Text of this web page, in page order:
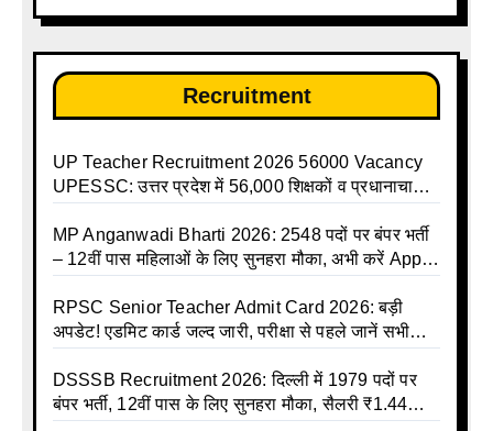
Recruitment
UP Teacher Recruitment 2026 56000 Vacancy
UPESSC: उत्तर प्रदेश में 56,000 शिक्षकों व प्रधानाचार्यों
MP Anganwadi Bharti 2026: 2548 पदों पर बंपर भर्ती
– 12वीं पास महिलाओं के लिए सुनहरा मौका, अभी करें Apply
RPSC Senior Teacher Admit Card 2026: बड़ी
अपडेट! एडमिट कार्ड जल्द जारी, परीक्षा से पहले जानें सभी
DSSSB Recruitment 2026: दिल्ली में 1979 पदों पर
बंपर भर्ती, 12वीं पास के लिए सुनहरा मौका, सैलरी ₹1.44